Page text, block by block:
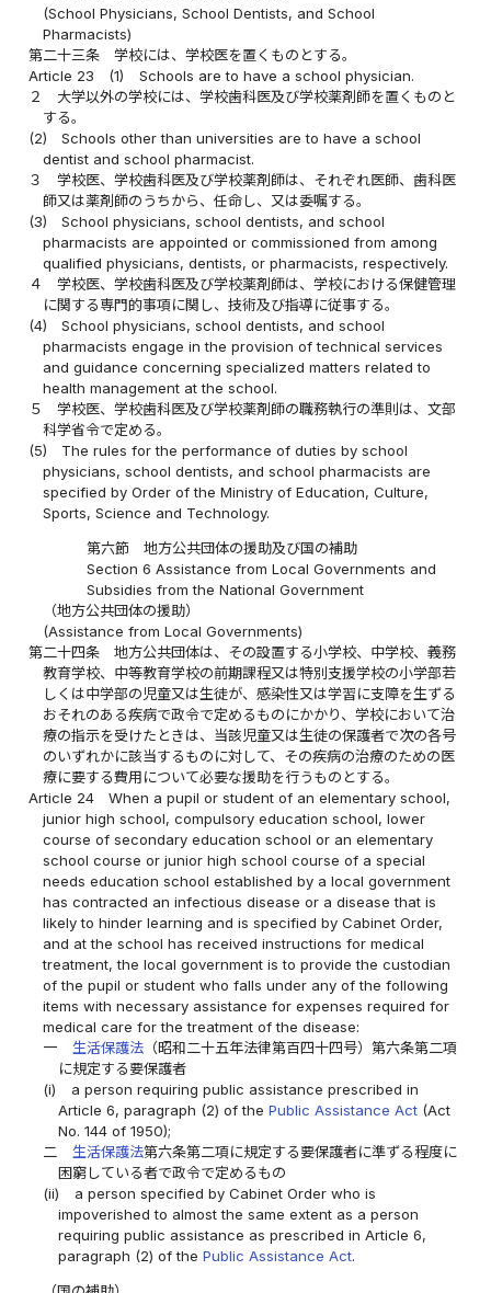
(School Physicians, School Dentists, and School
Pharmacists)
第二十三条
学校には、学校医を置くものとする。
Article 23
(1)
Schools are to have a school physician.
２
大学以外の学校には、学校歯科医及び学校薬剤師を置くものと
する。
(2)
Schools other than universities are to have a school
dentist and school pharmacist.
３
学校医、学校歯科医及び学校薬剤師は、それぞれ医師、歯科医
師又は薬剤師のうちから、任命し、又は委嘱する。
(3)
School physicians, school dentists, and school
pharmacists are appointed or commissioned from among
qualified physicians, dentists, or pharmacists, respectively.
４
学校医、学校歯科医及び学校薬剤師は、学校における保健管理
に関する専門的事項に関し、技術及び指導に従事する。
(4)
School physicians, school dentists, and school
pharmacists engage in the provision of technical services
and guidance concerning specialized matters related to
health management at the school.
５
学校医、学校歯科医及び学校薬剤師の職務執行の準則は、文部
科学省令で定める。
(5)
The rules for the performance of duties by school
physicians, school dentists, and school pharmacists are
specified by Order of the Ministry of Education, Culture,
Sports, Science and Technology.
第六節 地方公共団体の援助及び国の補助
Section 6 Assistance from Local Governments and
Subsidies from the National Government
（地方公共団体の援助）
(Assistance from Local Governments)
第二十四条
地方公共団体は、その設置する小学校、中学校、義務
教育学校、中等教育学校の前期課程又は特別支援学校の小学部若
しくは中学部の児童又は生徒が、感染性又は学習に支障を生ずる
おそれのある疾病で政令で定めるものにかかり、学校において治
療の指示を受けたときは、当該児童又は生徒の保護者で次の各号
のいずれかに該当するものに対して、その疾病の治療のための医
療に要する費用について必要な援助を行うものとする。
Article 24
When a pupil or student of an elementary school,
junior high school, compulsory education school, lower
course of secondary education school or an elementary
school course or junior high school course of a special
needs education school established by a local government
has contracted an infectious disease or a disease that is
likely to hinder learning and is specified by Cabinet Order,
and at the school has received instructions for medical
treatment, the local government is to provide the custodian
of the pupil or student who falls under any of the following
items with necessary assistance for expenses required for
medical care for the treatment of the disease:
一
生活保護法（昭和二十五年法律第百四十四号）第六条第二項
に規定する要保護者
(i)
a person requiring public assistance prescribed in
Article 6, paragraph (2) of the Public Assistance Act(Act
No. 144 of 1950);
二
生活保護法第六条第二項に規定する要保護者に準ずる程度に
困窮している者で政令で定めるもの
(ii)
a person specified by Cabinet Order who is
impoverished to almost the same extent as a person
requiring public assistance as prescribed in Article 6,
paragraph (2) of the Public Assistance Act.